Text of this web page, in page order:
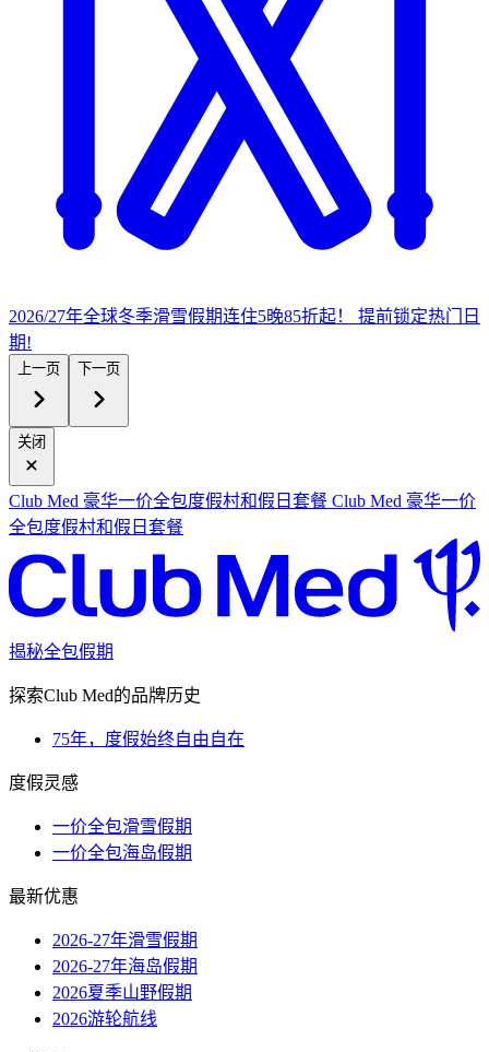
2026/27年全球冬季滑雪假期连住5晚85折起！ 提前锁定热门日
期!
上一页 下一页
关闭
Club Med 豪华一价全包度假村和假日套餐 Club Med 豪华一价
全包度假村和假日套餐
揭秘全包假期
探索Club Med的品牌历史
75年，度假始终自由自在
度假灵感
一价全包滑雪假期
一价全包海岛假期
最新优惠
2026-27年滑雪假期
2026-27年海岛假期
2026夏季山野假期
2026游轮航线